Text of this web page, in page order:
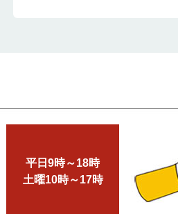
平日9時～18時
土曜10時～17時